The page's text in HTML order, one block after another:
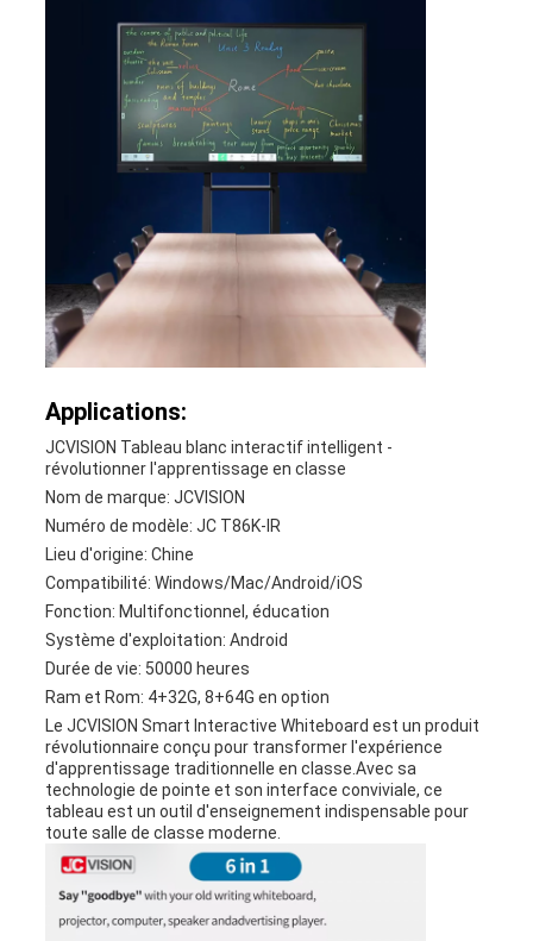
Applications:
JCVISION Tableau blanc interactif intelligent -
révolutionner l'apprentissage en classe
Nom de marque: JCVISION
Numéro de modèle: JC T86K-IR
Lieu d'origine: Chine
Compatibilité: Windows/Mac/Android/iOS
Fonction: Multifonctionnel, éducation
Système d'exploitation: Android
Durée de vie: 50000 heures
Ram et Rom: 4+32G, 8+64G en option
Le JCVISION Smart Interactive Whiteboard est un produit
révolutionnaire conçu pour transformer l'expérience
d'apprentissage traditionnelle en classe.Avec sa
technologie de pointe et son interface conviviale, ce
tableau est un outil d'enseignement indispensable pour
toute salle de classe moderne.